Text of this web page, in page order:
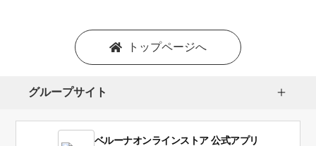
トップページへ
グループサイト
ベルーナオンラインストア 公式アプリ